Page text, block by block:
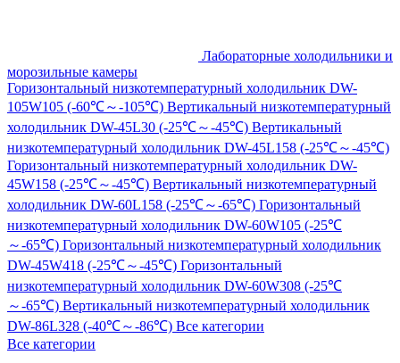
Лабораторные холодильники и
морозильные камеры
Горизонтальный низкотемпературный холодильник DW-
105W105 (-60℃～-105℃) Вертикальный низкотемпературный
холодильник DW-45L30 (-25℃～-45℃) Вертикальный
низкотемпературный холодильник DW-45L158 (-25℃～-45℃)
Горизонтальный низкотемпературный холодильник DW-
45W158 (-25℃～-45℃) Вертикальный низкотемпературный
холодильник DW-60L158 (-25℃～-65℃) Горизонтальный
низкотемпературный холодильник DW-60W105 (-25℃
～-65℃) Горизонтальный низкотемпературный холодильник
DW-45W418 (-25℃～-45℃) Горизонтальный
низкотемпературный холодильник DW-60W308 (-25℃
～-65℃) Вертикальный низкотемпературный холодильник
DW-86L328 (-40℃～-86℃) Все категории
Все категории